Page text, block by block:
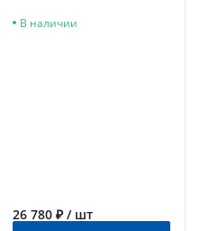
В наличии
26 780 ₽ / шт